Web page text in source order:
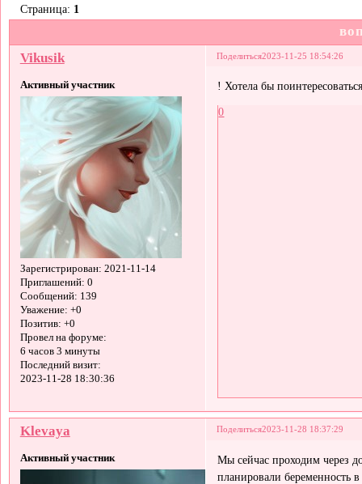
Страница: 1
Поделиться2023-11-25 18:54:26
Vikusik
Активный участник
Зарегистрирован: 2021-11-14
Приглашений: 0
Сообщений: 139
Уважение: +0
Позитив: +0
Провел на форуме:
6 часов 3 минуты
Последний визит:
2023-11-28 18:30:36
! Хотела бы
0
Поделиться2023-11-28 18:37:29
Klevaya
Активный участник
Мы сейчас проходим через
планировали беременность